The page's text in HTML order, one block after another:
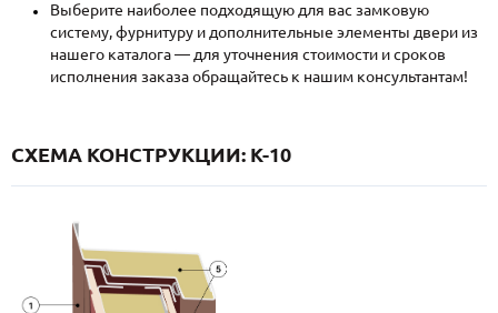
Каталог Распродажа Как купить
Записаться на замер
Выберите наиболее подходящую для вас замковую
систему, фурнитуру и дополнительные элементы двери из
нашего каталога — для уточнения стоимости и сроков
исполнения заказа обращайтесь к нашим консультантам!
СХЕМА КОНСТРУКЦИИ: K-10